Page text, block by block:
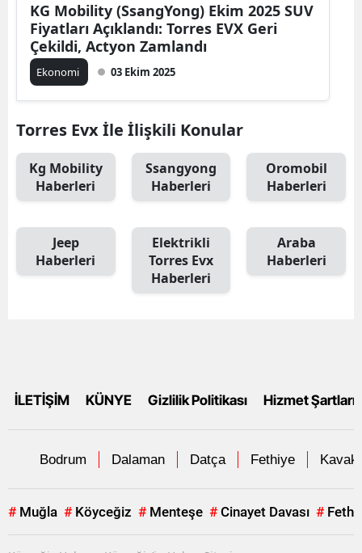
KG Mobility (SsangYong) Ekim 2025 SUV
Fiyatları Açıklandı: Torres EVX Geri
Çekildi, Actyon Zamlandı
Ekonomi 03 Ekim 2025
Torres Evx İle İlişkili Konular
Kg Mobility
Haberleri
Ssangyong
Haberleri
Oromobil
Haberleri
Jeep
Haberleri
Elektrikli
Torres Evx
Haberleri
Araba
Haberleri
İLETİŞİM KÜNYE Gizlilik Politikası Hizmet Şartları
Bodrum Dalaman Datça Fethiye
# Muğla # Köyceğiz # Menteşe # Cinayet Davası #